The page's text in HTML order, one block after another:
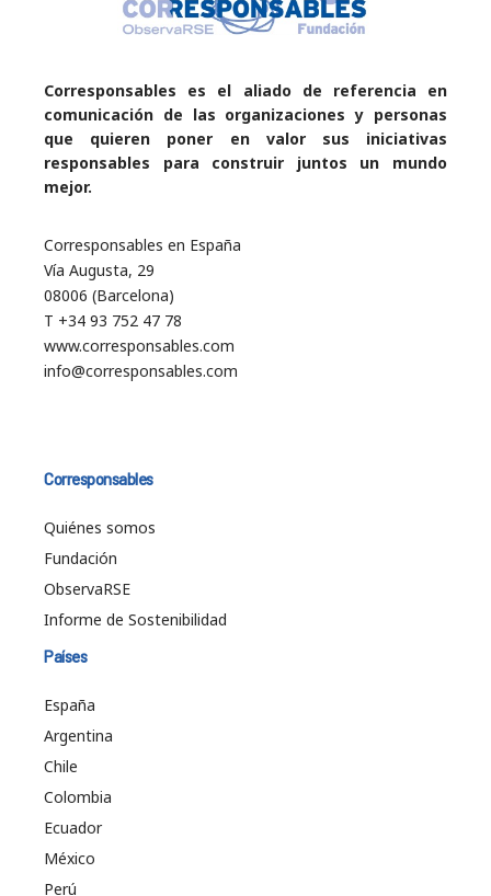
Corresponsables es el aliado de referencia en
comunicación de las organizaciones y personas
que quieren poner en valor sus iniciativas
responsables para construir juntos un mundo
mejor.
Corresponsables en España
Vía Augusta, 29
08006 (Barcelona)
T +34 93 752 47 78
www.corresponsables.com
info@corresponsables.com
Corresponsables
Quiénes somos
Fundación
ObservaRSE
Informe de Sostenibilidad
Países
España
Argentina
Chile
Colombia
Ecuador
México
Perú